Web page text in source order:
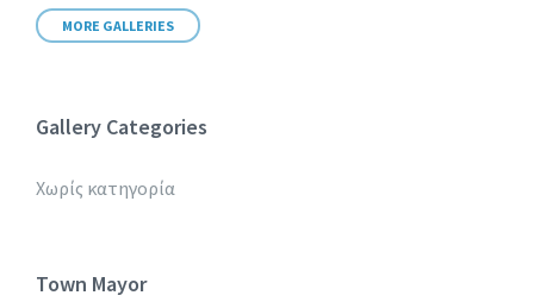
MORE GALLERIES
Gallery Categories
Χωρίς κατηγορία
Town Mayor